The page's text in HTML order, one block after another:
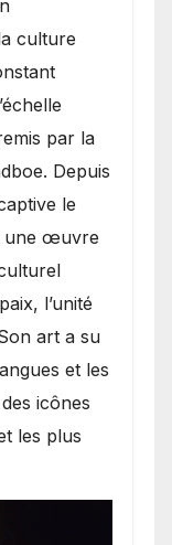
culture
par la
Depuis
le
une œuvre
l’unité
art a su
et les
icônes
les plus